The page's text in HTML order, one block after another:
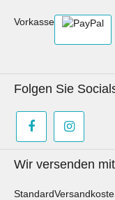
Vorkasse
Folgen Sie
Wir versenden mit
Standard